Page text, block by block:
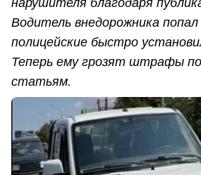
Водитель внедорожника попал
полицейские быстро
Теперь ему грозят штрафы по
статьям.